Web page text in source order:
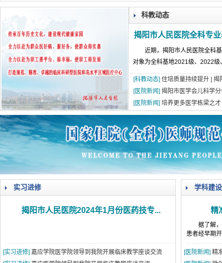
2026-07-31 以学术聚合力 | 运动健康分论坛助
揭阳市人民医院采集自动对焦相机市
揭阳市人民医院水电相关设施维护服
2026-07-31 大咖云集探内科前沿！首届榕江医学
2026-07-31 学术聚力！妇儿分论坛精彩收官
2026-07-31
以学术聚合力 | 运动健康分论坛助
科教动态
揭阳市人民医院全科专
近期，揭阳市人民医院全科
对象为全科基地2021级、2022
[科教动态] 住培质量持续提升 | 揭
[医院新闻] 揭阳市医学会儿科学
[医院新闻] 培养更多医学栋梁之
实习进修
揭阳市人民医院2024年1月份医药技专...
[实习进修] 嘉应学院医学院领导到我院开展临床教学座谈交流
学科建设
精
据了解
患者经早期
[医院新闻] 精